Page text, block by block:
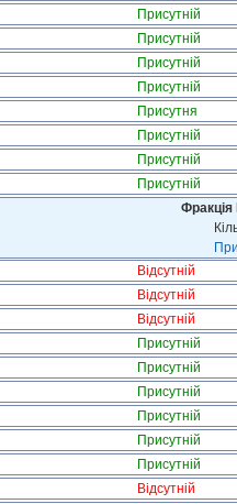
Присутній
Присутній
Присутній
Присутній
Присутня
Присутній
Присутній
Присутній
Відсутній
Відсутній
Відсутній
Присутній
Присутній
Присутній
Присутній
Присутній
Присутній
Відсутній